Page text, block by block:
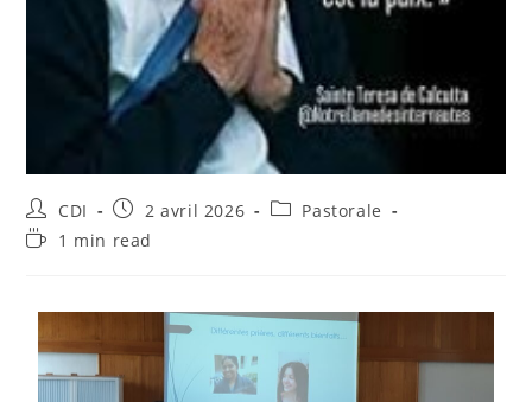
CDI 2 avril 2026
Pastorale
1 min read